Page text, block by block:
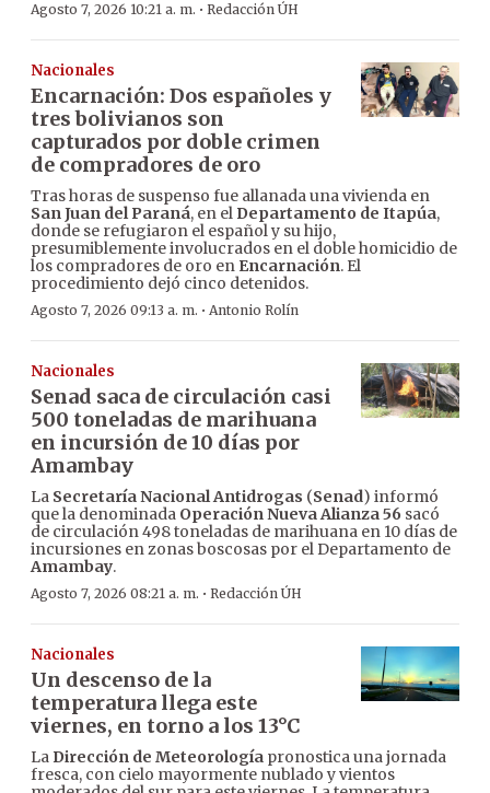
Agosto 7, 2026 10:21 a. m. · Redacción ÚH
Nacionales
Encarnación: Dos españoles y
tres bolivianos son
capturados por doble crimen
de compradores de oro
Tras horas de suspenso fue allanada una vivienda en
San Juan del Paraná, en el Departamento de Itapúa,
donde se refugiaron el español y su hijo,
presumiblemente involucrados en el doble homicidio de
los compradores de oro en Encarnación. El
procedimiento dejó cinco detenidos.
Agosto 7, 2026 09:13 a. m. · Antonio Rolín
Nacionales
Senad saca de circulación casi
500 toneladas de marihuana
en incursión de 10 días por
Amambay
La Secretaría Nacional Antidrogas (Senad) informó
que la denominada Operación Nueva Alianza 56 sacó
de circulación 498 toneladas de marihuana en 10 días de
incursiones en zonas boscosas por el Departamento de
Amambay.
Agosto 7, 2026 08:21 a. m. · Redacción ÚH
Nacionales
Un descenso de la
temperatura llega este
viernes, en torno a los 13°C
La Dirección de Meteorología pronostica una jornada
fresca, con cielo mayormente nublado y vientos